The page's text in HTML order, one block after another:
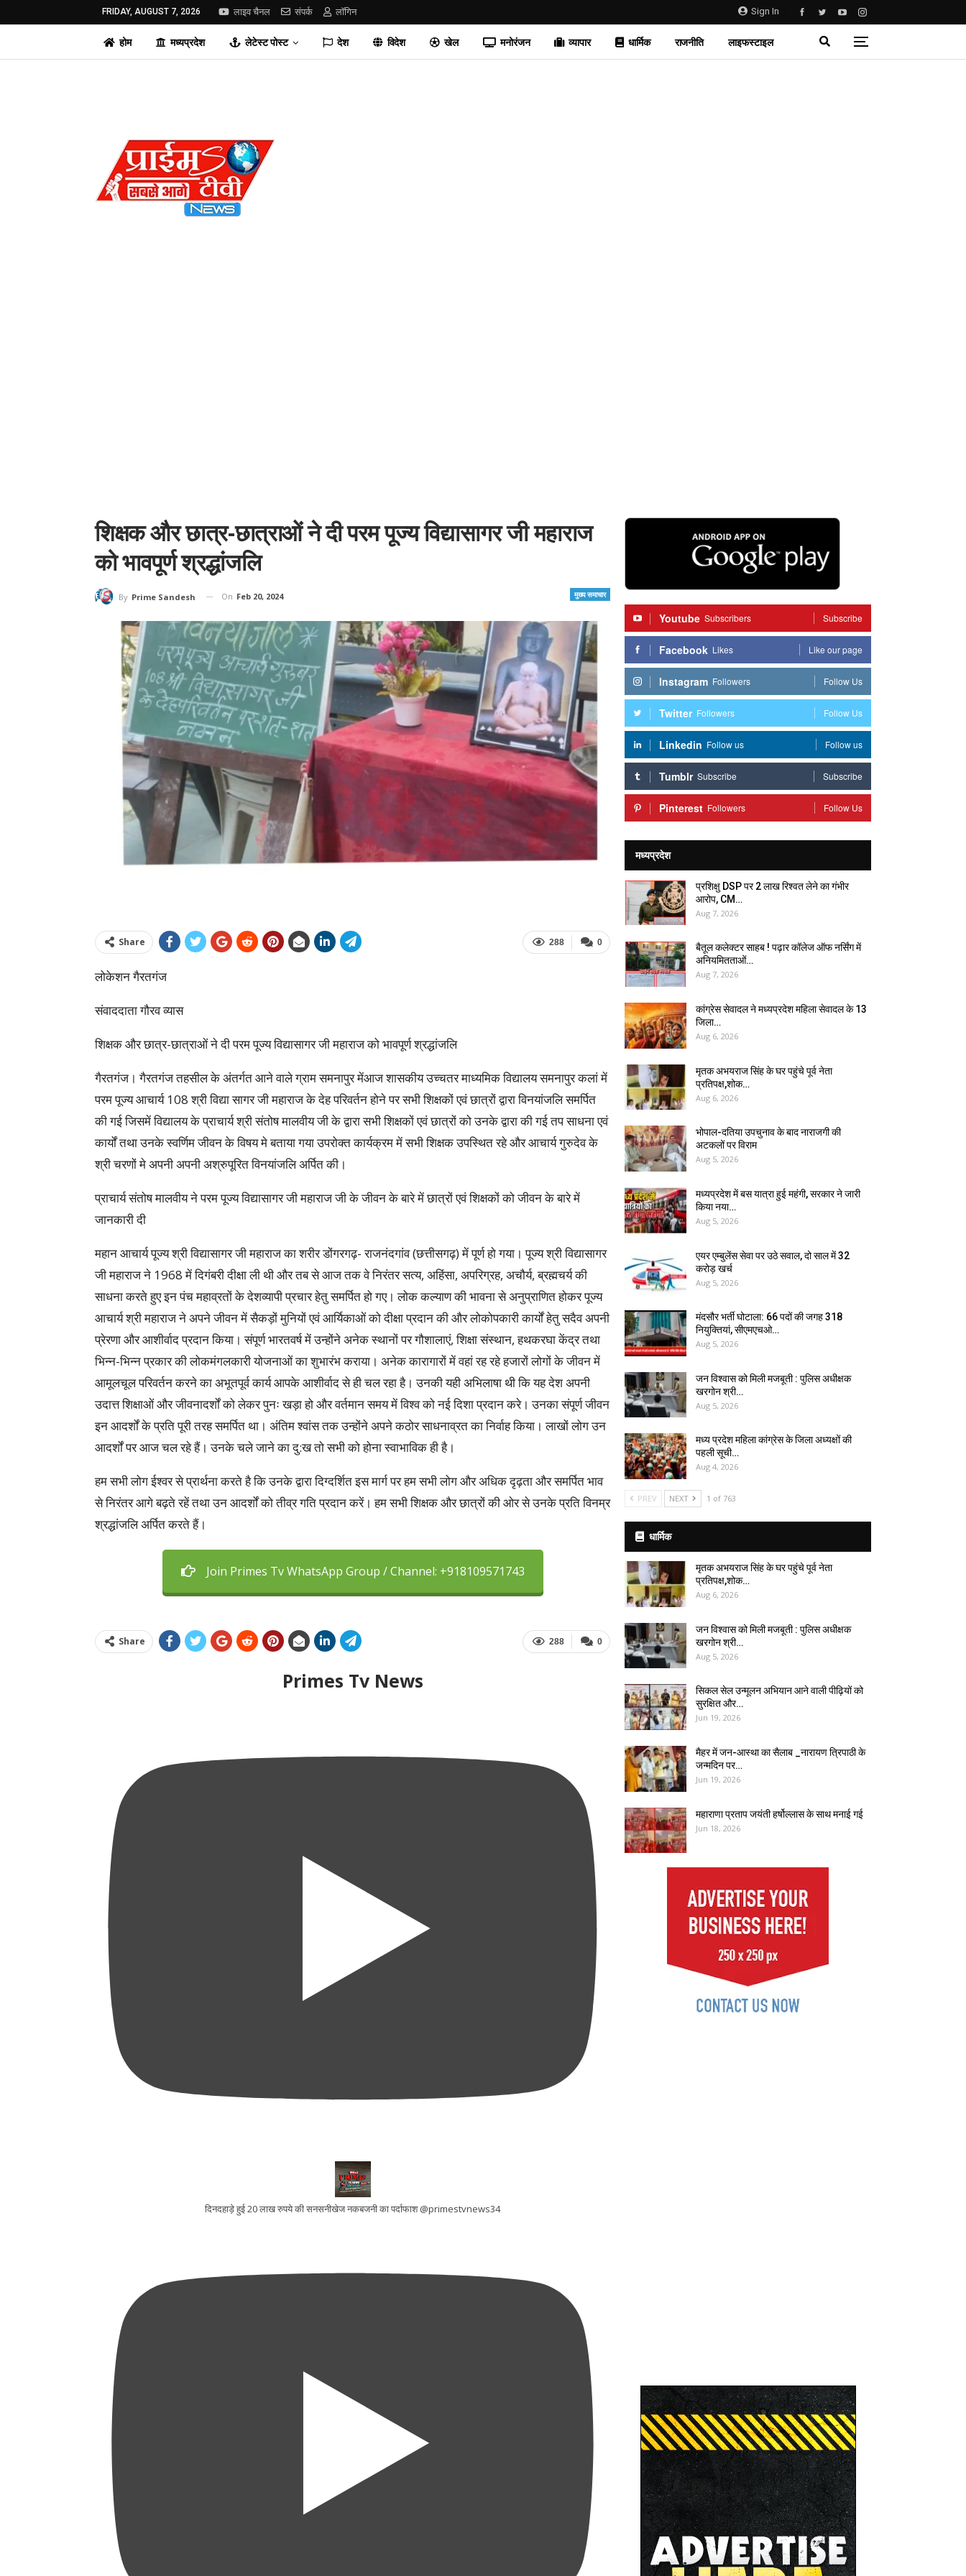
Sign In
FRIDAY, AUGUST 7, 2026 लाइव चैनल संपर्क लॉगिन
होम मध्यप्रदेश लेटेस्ट पोस्ट देश विदेश खेल मनोरंजन व्यापार धार्मिक राजनीति लाइफस्टाइल
शिक्षक और छात्र-छात्राओं ने दी परम पूज्य विद्यासागर जी महाराज
को भावपूर्ण श्रद्धांजलि
मुख्य समाचार
By Prime Sandesh On Feb 20, 2024
0
288
Share
लोकेशन गैरतगंज
संवाददाता गौरव व्यास
शिक्षक और छात्र-छात्राओं ने दी परम पूज्य विद्यासागर जी महाराज को भावपूर्ण श्रद्धांजलि
गैरतगंज। गैरतगंज तहसील के अंतर्गत आने वाले ग्राम समनापुर मेंआज शासकीय उच्चतर माध्यमिक विद्यालय समनापुर कलां में
परम पूज्य आचार्य 108 श्री विद्या सागर जी महाराज के देह परिवर्तन होने पर सभी शिक्षकों एवं छात्रों द्वारा विनयांजलि समर्पित
की गई जिसमें विद्यालय के प्राचार्य श्री संतोष मालवीय जी के द्वारा सभी शिक्षकों एवं छात्रों को उनके द्वारा की गई तप साधना एवं
कार्यों तथा उनके स्वर्णिम जीवन के विषय मे बताया गया उपरोक्त कार्यक्रम में सभी शिक्षक उपस्थित रहे और आचार्य गुरुदेव के
श्री चरणों मे अपनी अपनी अश्रुपूरित विनयांजलि अर्पित की।
प्राचार्य संतोष मालवीय ने परम पूज्य विद्यासागर जी महाराज जी के जीवन के बारे में छात्रों एवं शिक्षकों को जीवन के बारे में
जानकारी दी
महान आचार्य पूज्य श्री विद्यासागर जी महाराज का शरीर डोंगरगढ़- राजनंदगांव (छत्तीसगढ़) में पूर्ण हो गया। पूज्य श्री विद्यासागर
जी महाराज ने 1968 में दिगंबरी दीक्षा ली थी और तब से आज तक वे निरंतर सत्य, अहिंसा, अपरिग्रह, अचौर्य, ब्रह्मचर्य की
साधना करते हुए इन पंच महाव्रतों के देशव्यापी प्रचार हेतु समर्पित हो गए। लोक कल्याण की भावना से अनुप्राणित होकर पूज्य
आचार्य श्री महाराज ने अपने जीवन में सैकड़ों मुनियों एवं आर्यिकाओं को दीक्षा प्रदान की और लोकोपकारी कार्यों हेतु सदैव अपनी
प्रेरणा और आशीर्वाद प्रदान किया। संपूर्ण भारतवर्ष में उन्होंने अनेक स्थानों पर गौशालाएं, शिक्षा संस्थान, हथकरघा केंद्र तथा
भिन्न-भिन्न प्रकार की लोकमंगलकारी योजनाओं का शुभारंभ कराया। अनेक कारागारों में वहां रह रहे हजारों लोगों के जीवन में
आमूलचूल परिवर्तन करने का अभूतपूर्व कार्य आपके आशीर्वाद से ही चल रहा है। उनकी यही अभिलाषा थी कि यह देश अपनी
उदात्त शिक्षाओं और जीवनादर्शों को लेकर पुनः खड़ा हो और वर्तमान समय में विश्व को नई दिशा प्रदान करे। उनका संपूर्ण जीवन
इन आदर्शों के प्रति पूरी तरह समर्पित था। अंतिम श्वांस तक उन्होंने अपने कठोर साधनाव्रत का निर्वाह किया। लाखों लोग उन
आदर्शों पर आज चल रहे हैं। उनके चले जाने का दु:ख तो सभी को होना स्वाभाविक ही है।
हम सभी लोग ईश्वर से प्रार्थना करते है कि उनके द्वारा दिग्दर्शित इस मार्ग पर हम सभी लोग और अधिक दृढ़ता और समर्पित भाव
से निरंतर आगे बढ़ते रहें तथा उन आदर्शों को तीव्र गति प्रदान करें। हम सभी शिक्षक और छात्रों की ओर से उनके प्रति विनम्र
श्रद्धांजलि अर्पित करते हैं।
Join Primes Tv WhatsApp Group / Channel: +918109571743
0
288
Share
Primes Tv News
दिनदहाड़े हुई 20 लाख रुपये की सनसनीखेज नकबजनी का पर्दाफाश @primestvnews34
Youtube Subscribers Subscribe
Facebook Likes Like our page
Instagram Followers Follow Us
Twitter Followers Follow Us
Linkedin Follow us Follow us
Tumblr Subscribe Subscribe
Pinterest Followers Follow Us
मध्यप्रदेश
प्रशिक्षु DSP पर ₹2 लाख रिश्वत लेने का गंभीर
आरोप, CM…
Aug 7, 2026
बैतूल कलेक्टर साहब ! पढ़ार कॉलेज ऑफ नर्सिंग में
अनियमितताओं…
Aug 7, 2026
कांग्रेस सेवादल ने मध्यप्रदेश महिला सेवादल के 13
जिला…
Aug 6, 2026
मृतक अभयराज सिंह के घर पहुंचे पूर्व नेता
प्रतिपक्ष,शोक…
Aug 6, 2026
भोपाल-दतिया उपचुनाव के बाद नाराजगी की
अटकलों पर विराम
Aug 5, 2026
मध्यप्रदेश में बस यात्रा हुई महंगी, सरकार ने जारी
किया नया…
Aug 5, 2026
एयर एम्बुलेंस सेवा पर उठे सवाल, दो साल में ₹32
करोड़ खर्च
Aug 5, 2026
मंदसौर भर्ती घोटाला: 66 पदों की जगह 318
नियुक्तियां, सीएमएचओ…
Aug 5, 2026
जन विश्वास को मिली मजबूती : पुलिस अधीक्षक
खरगोन श्री…
Aug 5, 2026
मध्य प्रदेश महिला कांग्रेस के जिला अध्यक्षों की
पहली सूची…
Aug 4, 2026
PREV NEXT 1 of 763
धार्मिक
मृतक अभयराज सिंह के घर पहुंचे पूर्व नेता
प्रतिपक्ष,शोक…
Aug 6, 2026
जन विश्वास को मिली मजबूती : पुलिस अधीक्षक
खरगोन श्री…
Aug 5, 2026
सिकल सेल उन्मूलन अभियान आने वाली पीढ़ियों को
सुरक्षित और…
Jun 19, 2026
मैहर में जन-आस्था का सैलाब _नारायण त्रिपाठी के
जन्मदिन पर…
Jun 19, 2026
महाराणा प्रताप जयंती हर्षोल्लास के साथ मनाई गई
Jun 18, 2026